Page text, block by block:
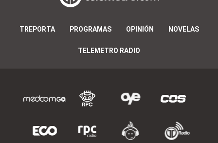
TREPORTA PROGRAMAS OPINIÓN NOVELAS
TELEMETRO RADIO